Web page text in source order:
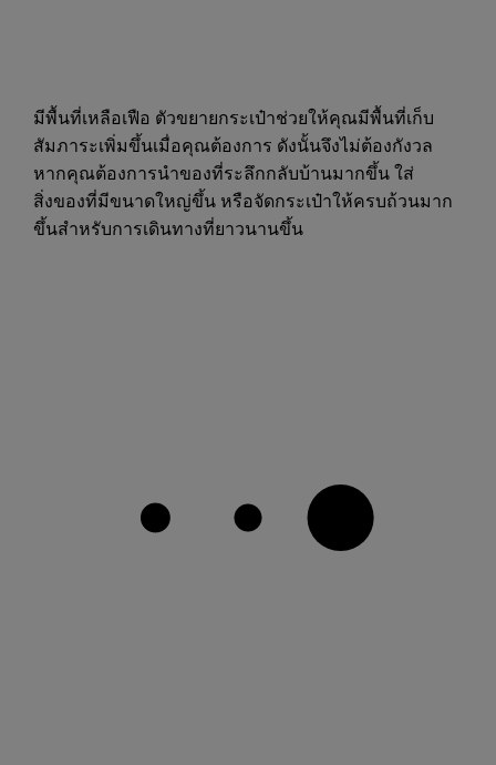
มีพื้นที่เหลือเฟือ ตัวขยายกระเป๋าช่วยให้คุณมีพื้นที่เก็บ
สัมภาระเพิ่มขึ้นเมื่อคุณต้องการ ดังนั้นจึงไม่ต้องกังวล
หากคุณต้องการนำของที่ระลึกกลับบ้านมากขึ้น ใส่
สิ่งของที่มีขนาดใหญ่ขึ้น หรือจัดกระเป๋าให้ครบถ้วนมาก
ขึ้นสำหรับการเดินทางที่ยาวนานขึ้น